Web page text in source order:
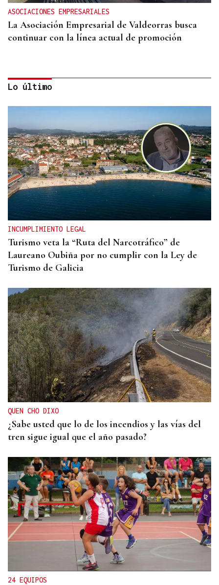
ASOCIACIONES EMPRESARIALES
La Asociación Empresarial de Valdeorras busca
continuar con la línea actual de promoción
DISTRIBUIDORA FAMILIAR
Gaseosas Roca, medio siglo creciendo junto a
Valdeorras y Coca-Cola
Lo último
INCUMPLIMIENTO LEGAL
Turismo veta la “Ruta del Narcotráfico” de
Laureano Oubiña por no cumplir con la Ley de
Turismo de Galicia
QUEN CHO DIXO
¿Sabe usted que lo de los incendios y las vías del
tren sigue igual que el año pasado?
24 EQUIPOS